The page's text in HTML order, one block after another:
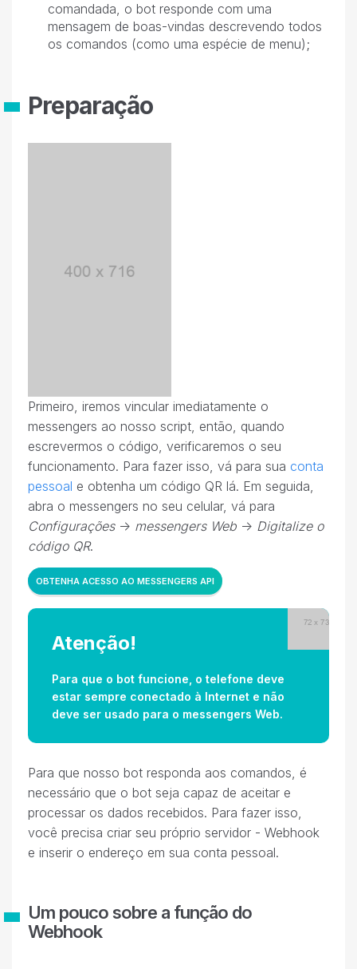
comandada, o bot responde com uma
mensagem de boas-vindas descrevendo todos
os comandos (como uma espécie de menu);
Preparação
Primeiro, iremos vincular imediatamente o
messengers ao nosso script, então, quando
escrevermos o código, verificaremos o seu
funcionamento. Para fazer isso, vá para sua conta
pessoal e obtenha um código QR lá. Em seguida,
abra o messengers no seu celular, vá para
Configurações-> messengers Web -> Digitalize o
código QR.
OBTENHA ACESSO AO MESSENGERS API
Atenção!
Para que o bot funcione, o telefone deve
estar sempre conectado à Internet e não
deve ser usado para o messengers Web.
Para que nosso bot responda aos comandos, é
necessário que o bot seja capaz de aceitar e
processar os dados recebidos. Para fazer isso,
você precisa criar seu próprio servidor - Webhook
e inserir o endereço em sua conta pessoal.
Um pouco sobre a função do
Webhook